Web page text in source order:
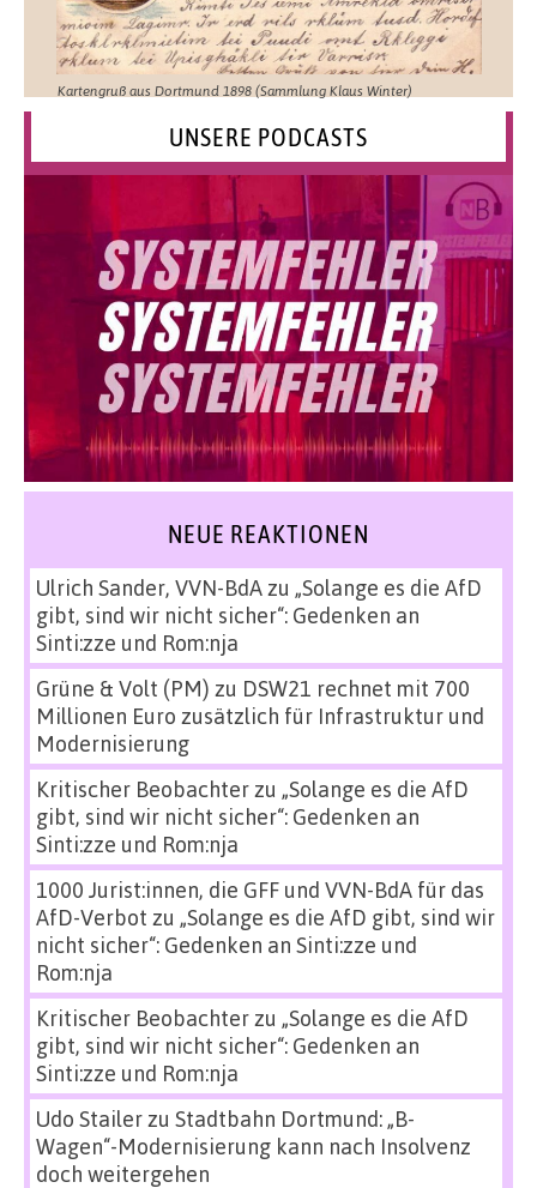
Kartengruß aus Dortmund 1898 (Sammlung Klaus Winter)
UNSERE PODCASTS
NEUE REAKTIONEN
Ulrich Sander, VVN-BdAzu „Solange es die AfD
gibt, sind wir nicht sicher“: Gedenken an
Sinti:zze und Rom:nja
Grüne & Volt (PM) zu DSW21 rechnet mit 700
Millionen Euro zusätzlich für Infrastruktur und
Modernisierung
Kritischer Beobachterzu „Solange es die AfD
gibt, sind wir nicht sicher“: Gedenken an
Sinti:zze und Rom:nja
1000 Jurist:innen, die GFF und VVN-BdA für das
AfD-Verbot zu „Solange es die AfD gibt, sind wir
nicht sicher“: Gedenken an Sinti:zze und
Rom:nja
Kritischer Beobachterzu „Solange es die AfD
gibt, sind wir nicht sicher“: Gedenken an
Sinti:zze und Rom:nja
Udo Stailerzu Stadtbahn Dortmund: „B-
Wagen“-Modernisierung kann nach Insolvenz
doch weitergehen